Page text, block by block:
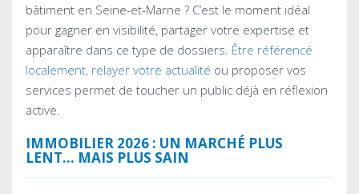
bâtiment en Seine-et-Marne ? C’est le moment idéal
pour gagner en visibilité, partager votre expertise et
apparaître dans ce type de dossiers. Être référencé
localement, relayer votre actualité ou proposer vos
services permet de toucher un public déjà en réflexion
active.
IMMOBILIER 2026 : UN MARCHÉ PLUS
LENT… MAIS PLUS SAIN